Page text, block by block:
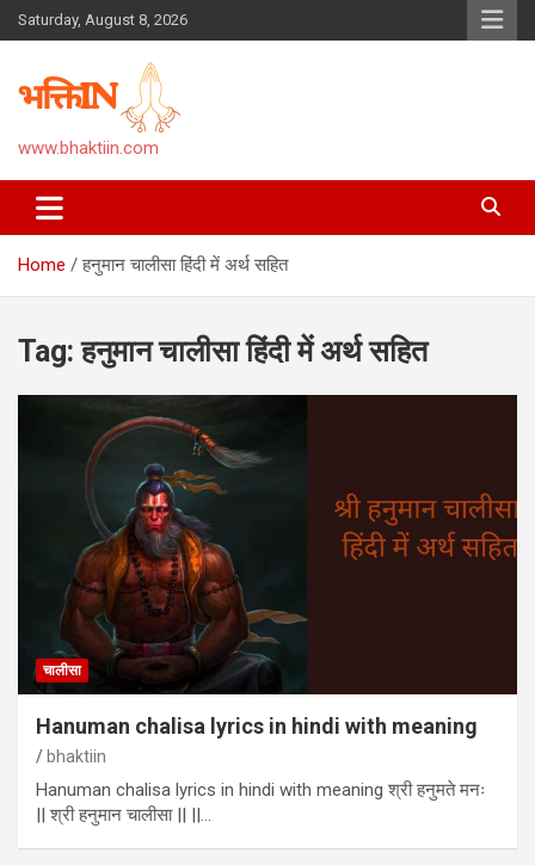
Skip
to
Saturday, August 8, 2026
www.bhaktiin.com
Home हनुमान चालीसा हिंदी में अर्थ सहित
Tag:हनुमान चालीसा हिंदी में अर्थ सहित
चालीसा
Hanuman chalisa lyrics in hindi with meaning
bhaktiin
Hanuman chalisa lyrics in hindi with meaning श्री हनुमते मनः
|| श्री हनुमान चालीसा || ||…